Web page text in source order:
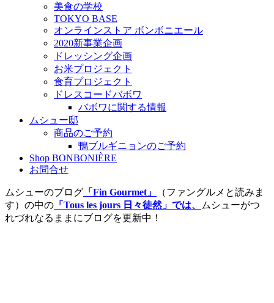
美食の学校
TOKYO BASE
オンラインストア ボンボニエール
2020新事業企画
ドレッシング企画
お米プロジェクト
食育プロジェクト
ドレスコードバボワ
バボワに関する情報
ムシュー邸
商品のご予約
鴨ブルギニョンのご予約
Shop BONBONIÈRE
お問合せ
ムシューのブログ 「Fin Gourmet」
（ファングルメと読みま
す）の中の 「Tous les jours 日々徒然」では、
ムシューがつ
れづれなるままにブログを更新中！